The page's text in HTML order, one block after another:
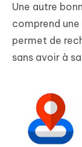
Une autre
comprend
permet de
sans avoir à